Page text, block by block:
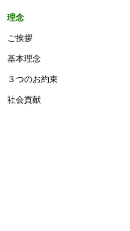
理念
ご挨拶
基本理念
３つのお約束
社会貢献